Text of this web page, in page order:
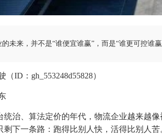
未来，并不是“谁便宜谁赢”，而是“谁更可控谁赢
（ID：gh_553248d55828）
统治、算法定价的年代，物流企业越来越
剩下一条路：跑得比别人快，活得比别人